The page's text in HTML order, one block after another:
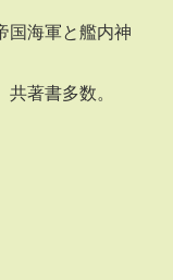
国海軍と艦内神
共著書多数。